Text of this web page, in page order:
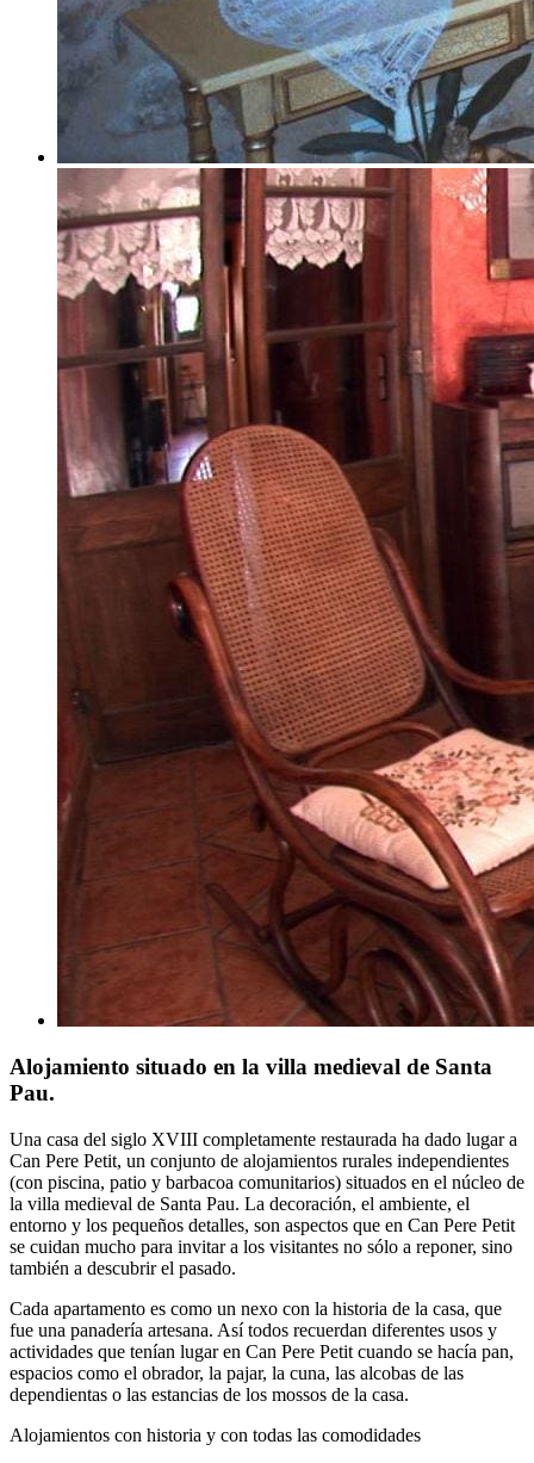
Alojamiento situado en la villa medieval de Santa
Pau.
Una casa del siglo XVIII completamente restaurada ha dado lugar a
Can Pere Petit, un conjunto de alojamientos rurales independientes
(con piscina, patio y barbacoa comunitarios) situados en el núcleo de
la villa medieval de Santa Pau. La decoración, el ambiente, el
entorno y los pequeños detalles, son aspectos que en Can Pere Petit
se cuidan mucho para invitar a los visitantes no sólo a reponer, sino
también a descubrir el pasado.
Cada apartamento es como un nexo con la historia de la casa, que
fue una panadería artesana. Así todos recuerdan diferentes usos y
actividades que tenían lugar en Can Pere Petit cuando se hacía pan,
espacios como el obrador, la pajar, la cuna, las alcobas de las
dependientas o las estancias de los mossos de la casa.
Alojamientos con historia y con todas las comodidades